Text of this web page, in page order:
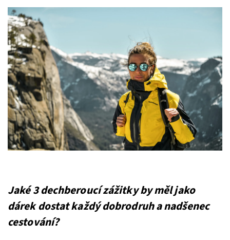
Jaké 3 dechberoucí zážitky by měl jako
dárek dostat každý dobrodruh a nadšenec
cestování?